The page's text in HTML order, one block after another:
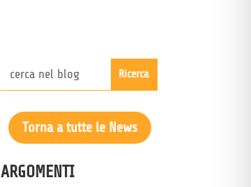
Torna a tutte le News
ARGOMENTI